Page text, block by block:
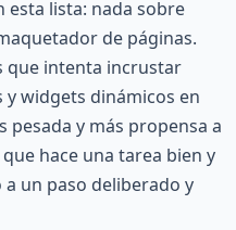
esta lista: nada sobre
de páginas.
que intenta incrustar
widgets dinámicos en
pesada y más propensa a
hace una tarea bien y
un paso deliberado y